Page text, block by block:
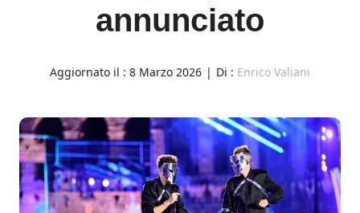
annunciato
Aggiornato il : 8 Marzo 2026 | Di : Enrico Valiani